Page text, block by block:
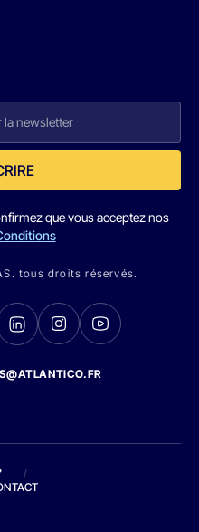
que vous acceptez nos
tous droits réservés.
/